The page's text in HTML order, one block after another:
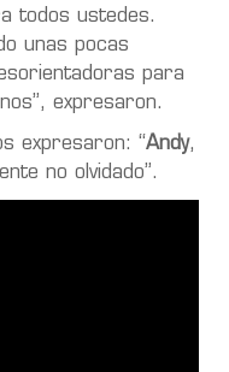
todos ustedes.
unas pocas
para
expresaron.
expresaron: “Andy,
no olvidado”.